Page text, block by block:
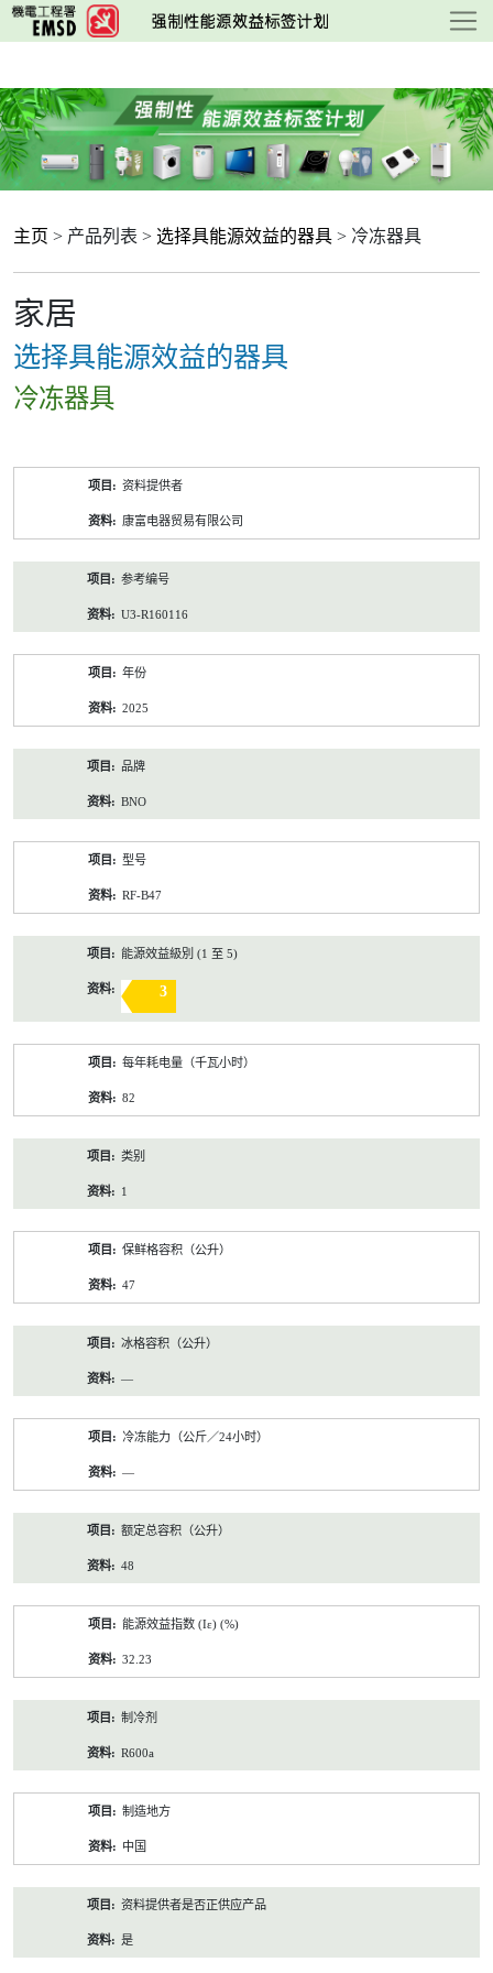
跳
至
要
内
容
主页 > 产品列表 > 选择具能源效益的器具 > 冷冻器具
家居
选择具能源效益的器具
冷冻器具
资料提供者
康富电器贸易有限公司
参考编号
U3-R160116
年份
2025
品牌
BNO
型号
RF-B47
能源效益級別 (1 至 5)
3
每年耗电量（千瓦小时）
82
类别
1
保鲜格容积（公升）
47
冰格容积（公升）
—
冷冻能力（公斤／24小时）
—
额定总容积（公升）
48
能源效益指数 (Iε) (%)
32.23
制冷剂
R600a
制造地方
中国
资料提供者是否正供应产品
是